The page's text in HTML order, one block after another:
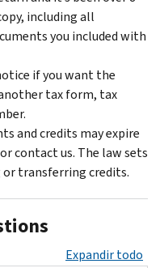
including all
you included with
if you want the
tax form, tax
and credits may expire
contact us. The law sets
transferring credits.
Expandir todo